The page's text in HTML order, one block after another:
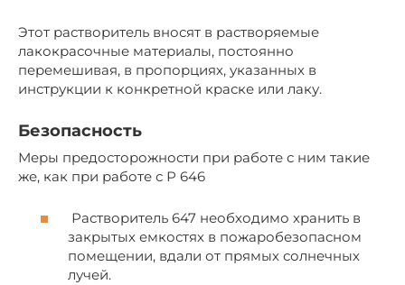
Этот растворитель вносят в растворяемые
лакокрасочные материалы, постоянно
перемешивая, в пропорциях, указанных в
инструкции к конкретной краске или лаку.
Безопасность
Меры предосторожности при работе с ним такие
же, как при работе с Р 646
Растворитель 647 необходимо хранить в
закрытых емкостях в пожаробезопасном
помещении, вдали от прямых солнечных
лучей.